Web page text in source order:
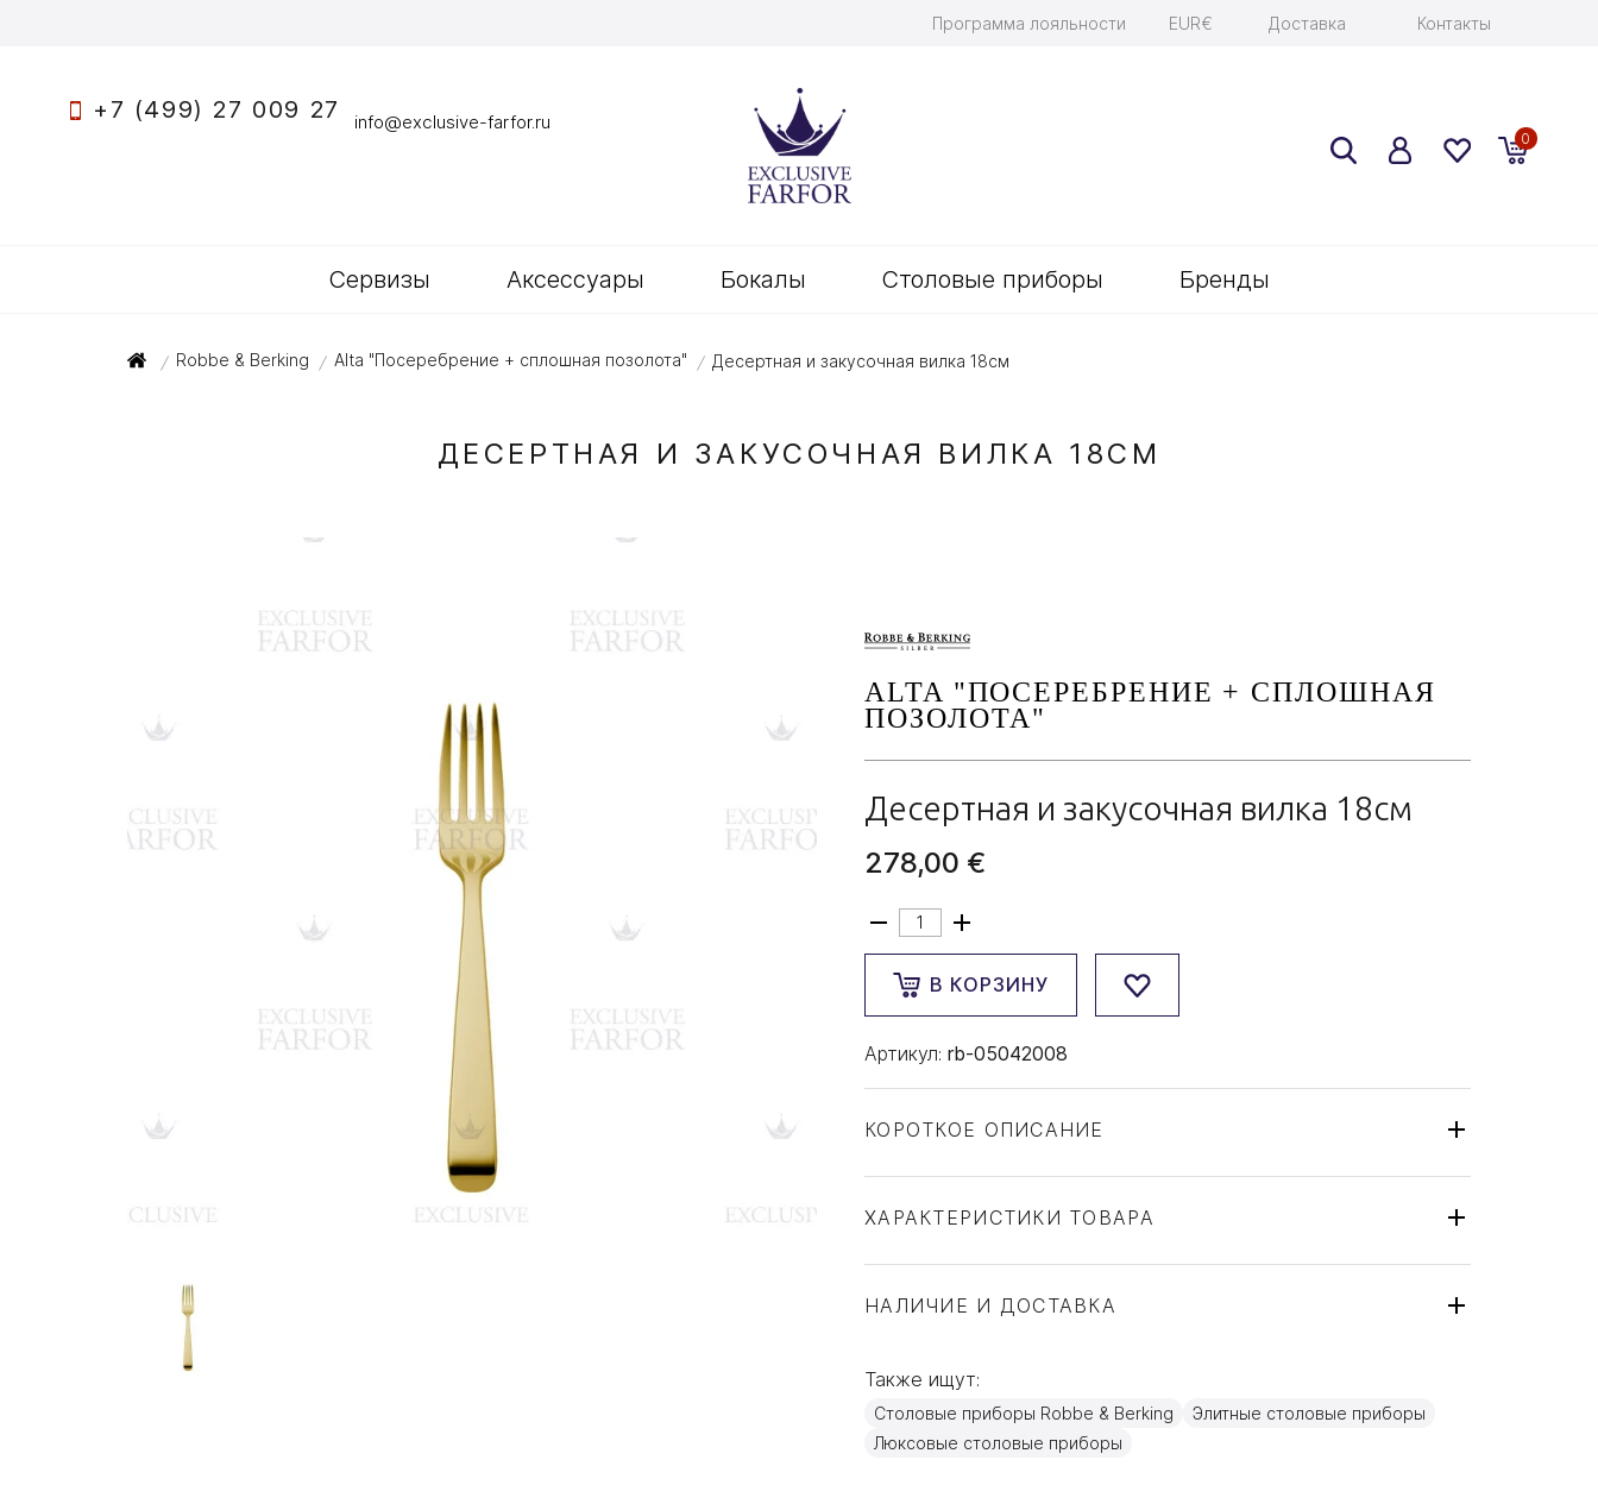
Программа лояльности EUR€ Доставка Контакты
+7 (499) 27 009 27 info@exclusive-farfor.ru
0
Сервизы Аксессуары Бокалы Столовые приборы Бренды
/ Robbe & Berking / Alta "Посеребрение + сплошная позолота" / Десертная и закусочная вилка 18см
ДЕСЕРТНАЯ И ЗАКУСОЧНАЯ ВИЛКА 18СМ
ALTA "ПОСЕРЕБРЕНИЕ + СПЛОШНАЯ
ПОЗОЛОТА"
Десертная и закусочная вилка 18см
278,00 €
В КОРЗИНУ
Артикул: rb-05042008
КОРОТКОЕ ОПИСАНИЕ
ХАРАКТЕРИСТИКИ ТОВАРА
Коллекция
Alta
Материал
Объем / Размер
18см
НАЛИЧИЕ И ДОСТАВКА
Также ищут:
Столовые приборы Robbe & Berking
Элитные столовые приборы
Люксовые столовые приборы